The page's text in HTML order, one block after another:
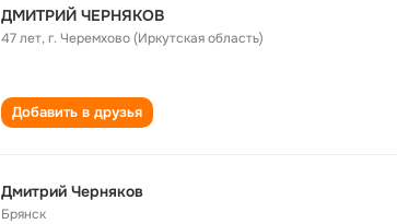
ДМИТРИЙ ЧЕРНЯКОВ
47 лет,г. Черемхово (Иркутская область)
Добавить в друзья
Дмитрий Черняков
Брянск